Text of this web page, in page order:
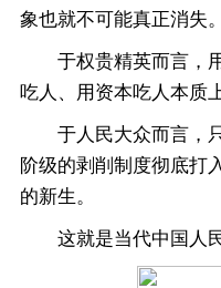
象也就不可能真正消失。
于权贵精英而言，用
吃人、用资本吃人本质
于人民大众而言，只
阶级的剥削制度彻底打
的新生。
这就是当代中国人民